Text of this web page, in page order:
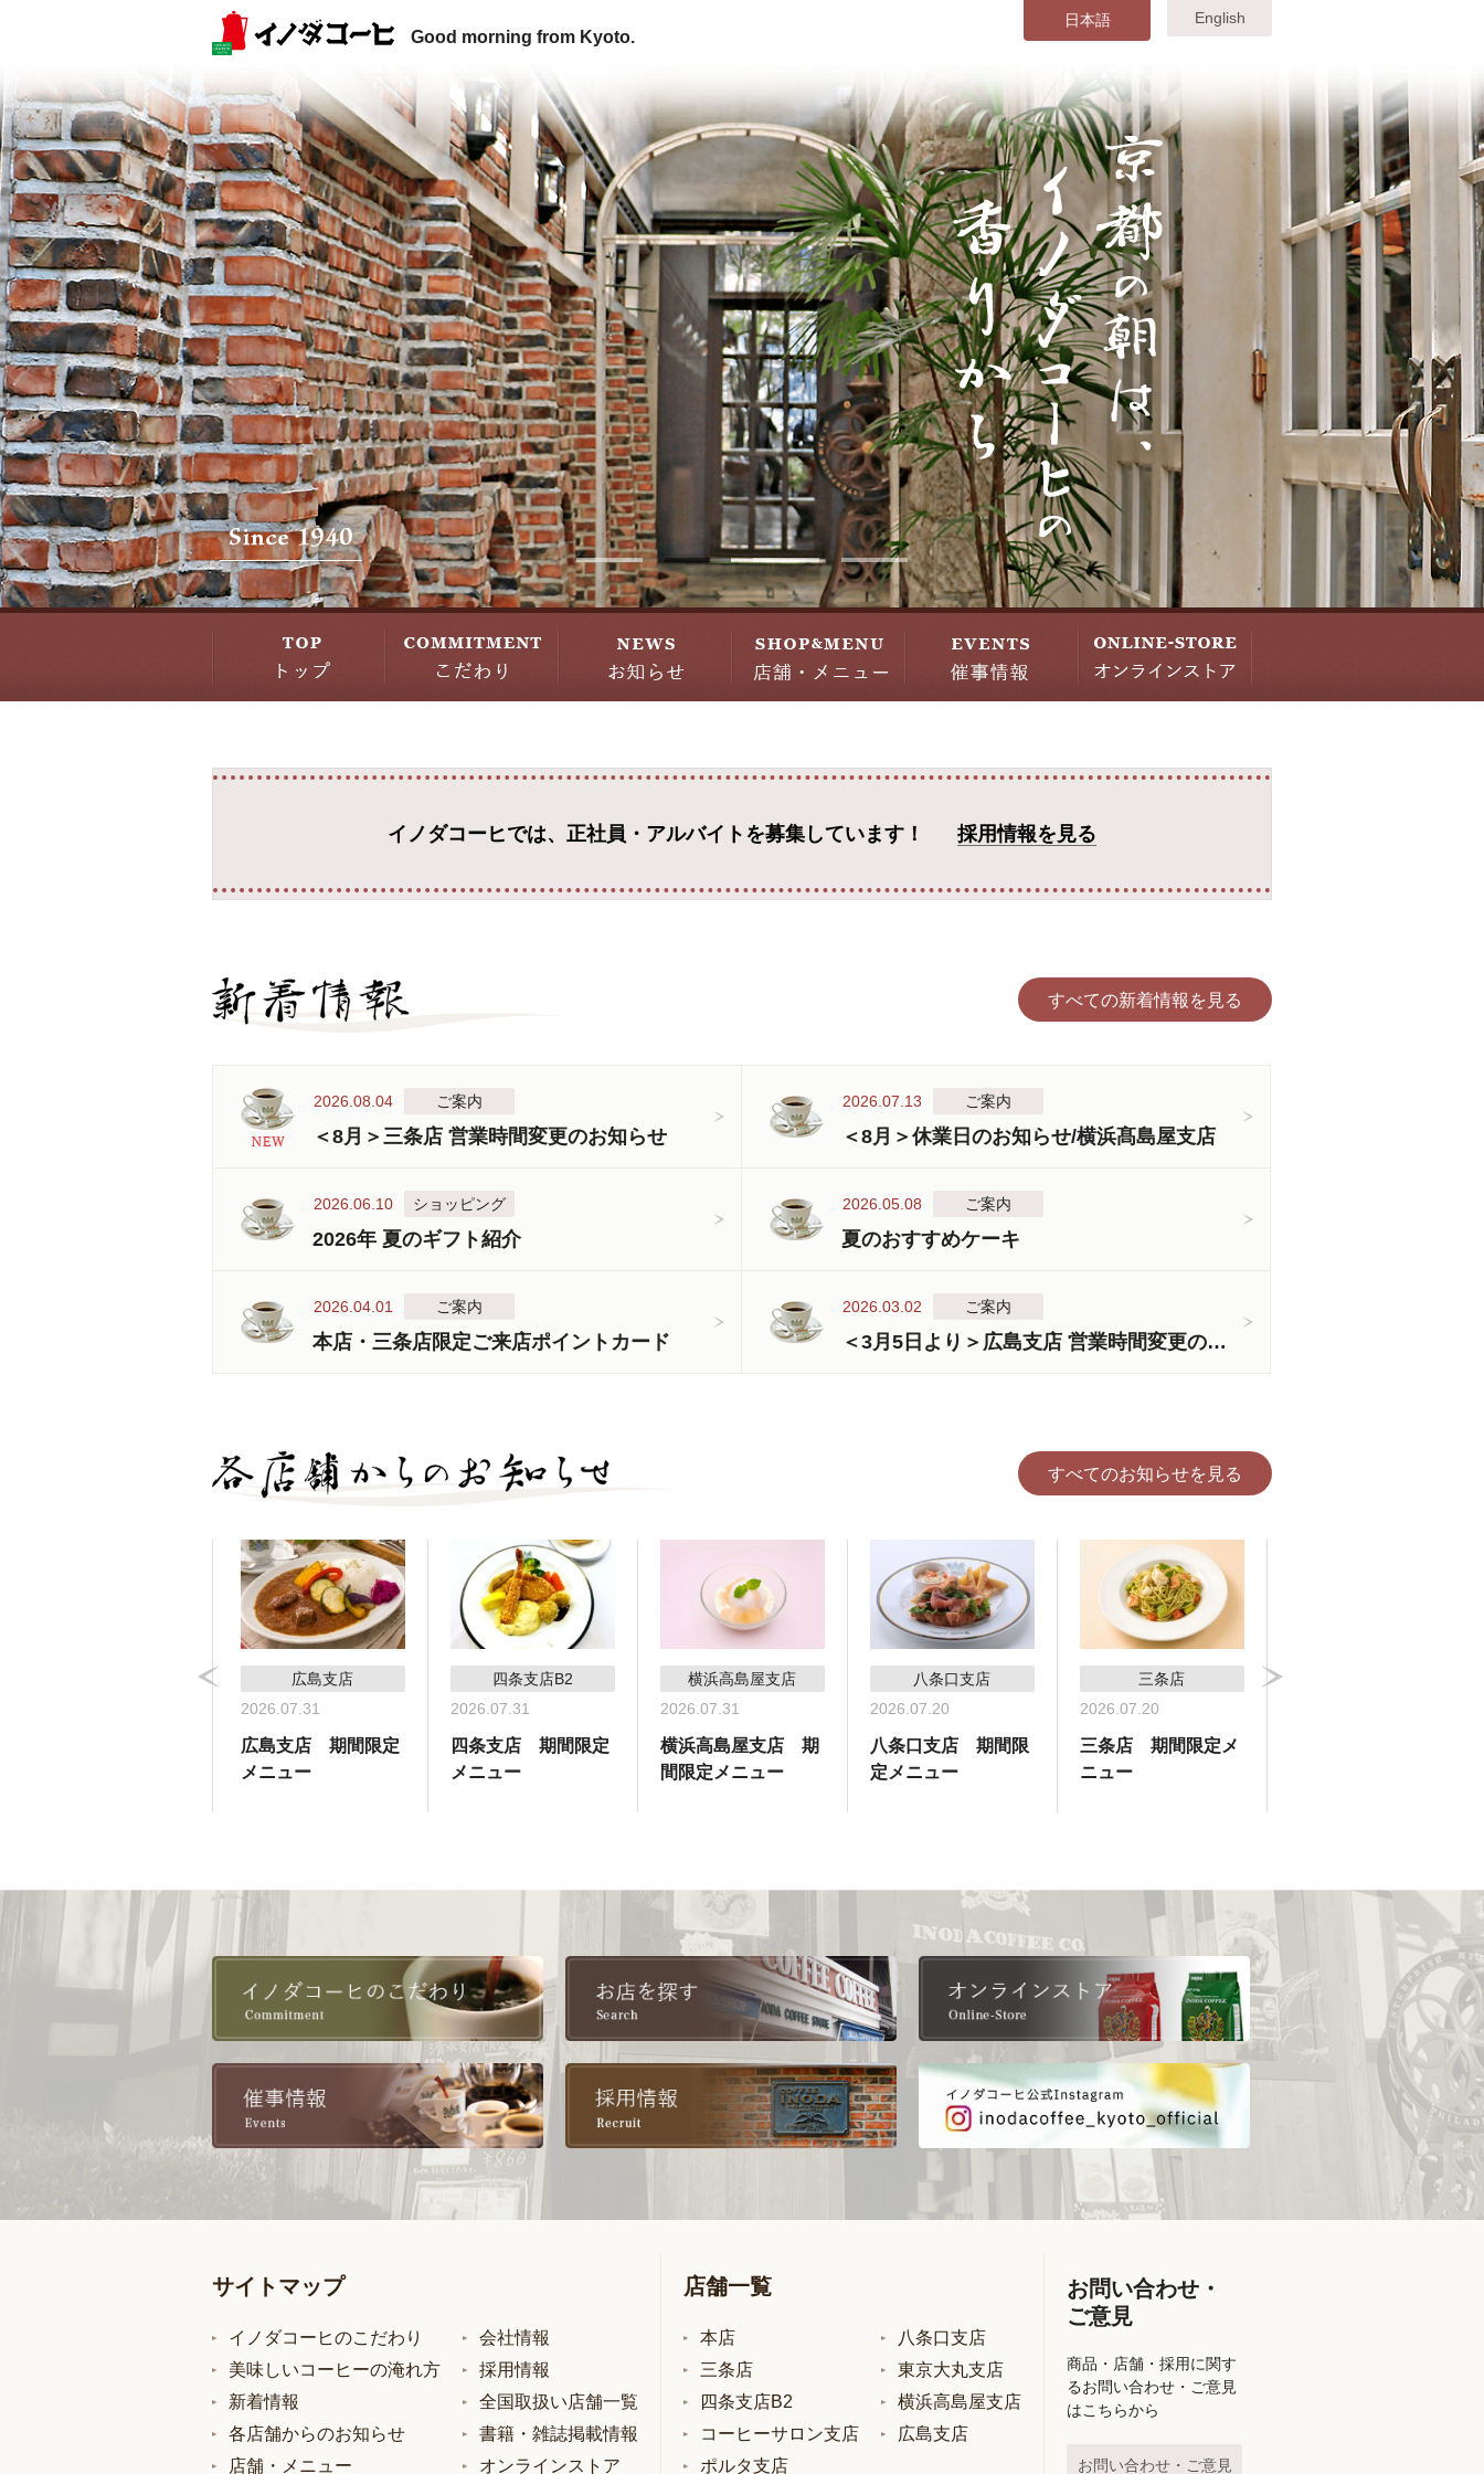
Good morning from Kyoto.
日本語 English
イノダコーヒでは、 正社員・アルバイトを募集しています！ 採用情報を見る
すべての新着情報を見る
2026.08.04 ご案内
＜8月＞三条店 営業時間変更のお知らせ
2026.07.13 ご案内
＜8月＞休業日のお知らせ/横浜髙島屋支店
2026.06.10 ショッピング
2026年 夏のギフト紹介
2026.05.08 ご案内
夏のおすすめケーキ
2026.04.01 ご案内
本店・三条店限定ご来店ポイントカード
2026.03.02 ご案内
＜3月5日より＞広島支店 営業時間変更のお知らせ
すべてのお知らせを見る
広島支店
2026.07.31
広島支店 期間限定
メニュー
四条支店B2
2026.07.31
四条支店 期間限定
メニュー
横浜高島屋支店
2026.07.31
横浜高島屋支店 期
間限定メニュー
八条口支店
2026.07.20
八条口支店 期間限
定メニュー
三条店
2026.07.20
三条店 期間限定メ
ニュー
サイトマップ
イノダコーヒのこだわり
美味しいコーヒーの淹れ方
新着情報
各店舗からのお知らせ
店舗・メニュー
会社情報
採用情報
全国取扱い店舗一覧
書籍・雑誌掲載情報
オンラインストア
店舗一覧
本店
三条店
四条支店B2
コーヒーサロン支店
ポルタ支店
八条口支店
東京大丸支店
横浜高島屋支店
広島支店
お問い合わせ・
ご意見
商品・店舗・採用に関す
るお問い合わせ・ご意見
はこちらから
お問い合わせ・ご意見